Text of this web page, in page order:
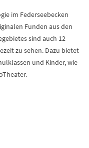
im Federseebecken
Funden aus den
sind auch 12
zu sehen. Dazu bietet
und Kinder, wie